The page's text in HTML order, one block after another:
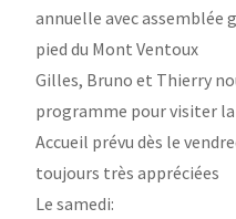
annuelle avec assemblée
pied du Mont Ventoux
Gilles, Bruno et Thierry
programme pour visiter
Accueil prévu dès le
toujours très appréciées
Le samedi: